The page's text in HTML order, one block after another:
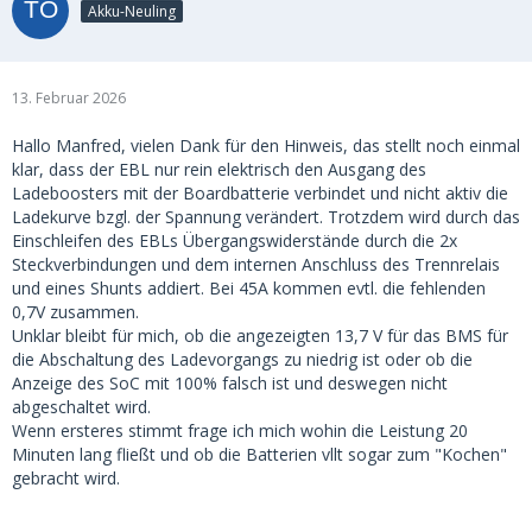
Akku-Neuling
13. Februar 2026
Hallo Manfred, vielen Dank für den Hinweis, das stellt noch einmal
klar, dass der EBL nur rein elektrisch den Ausgang des
Ladeboosters mit der Boardbatterie verbindet und nicht aktiv die
Ladekurve bzgl. der Spannung verändert. Trotzdem wird durch das
Einschleifen des EBLs Übergangswiderstände durch die 2x
Steckverbindungen und dem internen Anschluss des Trennrelais
und eines Shunts addiert. Bei 45A kommen evtl. die fehlenden
0,7V zusammen.
Unklar bleibt für mich, ob die angezeigten 13,7 V für das BMS für
die Abschaltung des Ladevorgangs zu niedrig ist oder ob die
Anzeige des SoC mit 100% falsch ist und deswegen nicht
abgeschaltet wird.
Wenn ersteres stimmt frage ich mich wohin die Leistung 20
Minuten lang fließt und ob die Batterien vllt sogar zum "Kochen"
gebracht wird.